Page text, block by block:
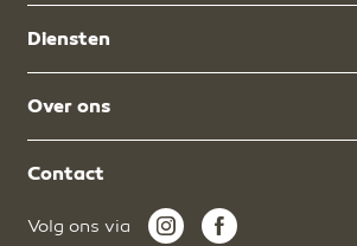
Diensten
Over ons
Contact
Volg ons via